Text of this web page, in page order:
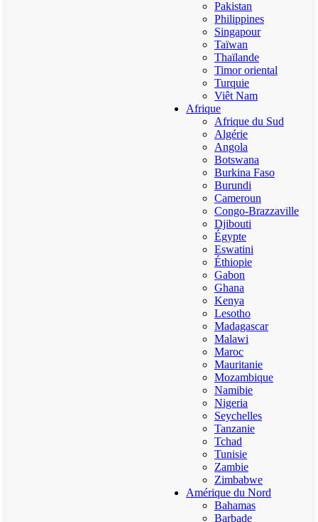
Pakistan
Philippines
Singapour
Taïwan
Thaïlande
Timor oriental
Turquie
Viêt Nam
Afrique
Afrique du Sud
Algérie
Angola
Botswana
Burkina Faso
Burundi
Cameroun
Congo-Brazzaville
Djibouti
Égypte
Eswatini
Éthiopie
Gabon
Ghana
Kenya
Lesotho
Madagascar
Malawi
Maroc
Mauritanie
Mozambique
Namibie
Nigeria
Seychelles
Tanzanie
Tchad
Tunisie
Zambie
Zimbabwe
Amérique du Nord
Bahamas
Barbade